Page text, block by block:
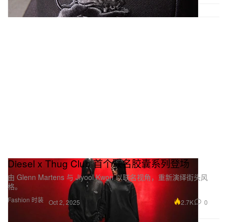
Fashion 时装
Diesel x Thug Club 首个联名胶囊系列登场
由 Glenn Martens 与 Jiyool Kwon 以联名视角，重新演绎街头风
格。
Oct 2, 2025 2.7K 0